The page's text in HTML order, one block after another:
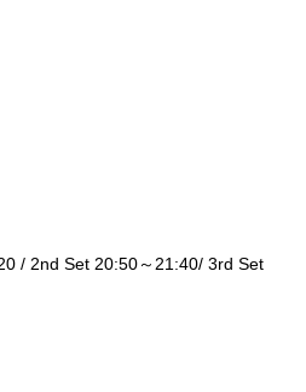
/ 2nd Set 20:50～21:40/ 3rd Set